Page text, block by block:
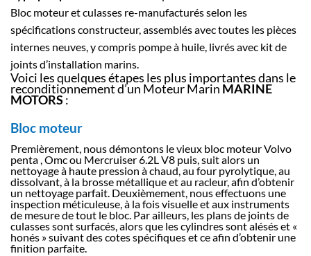
Bloc moteur et culasses re-manufacturés selon les
spécifications constructeur, assemblés avec toutes les pièces
internes neuves, y compris pompe à huile, livrés avec kit de
joints d’installation marins.
Voici les quelques étapes les plus importantes dans le
reconditionnement d’un Moteur Marin MARINE
MOTORS :
Bloc moteur
Premièrement, nous démontons le vieux bloc moteur Volvo
penta , Omc ou Mercruiser 6.2L V8 puis, suit alors un
nettoyage à haute pression à chaud, au four pyrolytique, au
dissolvant, à la brosse métallique et au racleur, afin d’obtenir
un nettoyage parfait. Deuxièmement, nous effectuons une
inspection méticuleuse, à la fois visuelle et aux instruments
de mesure de tout le bloc. Par ailleurs, les plans de joints de
culasses sont surfacés, alors que les cylindres sont alésés et «
honés » suivant des cotes spécifiques et ce afin d’obtenir une
finition parfaite.